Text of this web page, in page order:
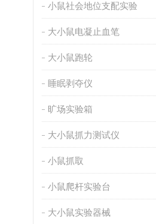
小鼠社会地位支配实验
大小鼠电凝止血笔
大小鼠跑轮
睡眠剥夺仪
旷场实验箱
大小鼠抓力测试仪
小鼠抓取
小鼠爬杆实验台
大小鼠实验器械